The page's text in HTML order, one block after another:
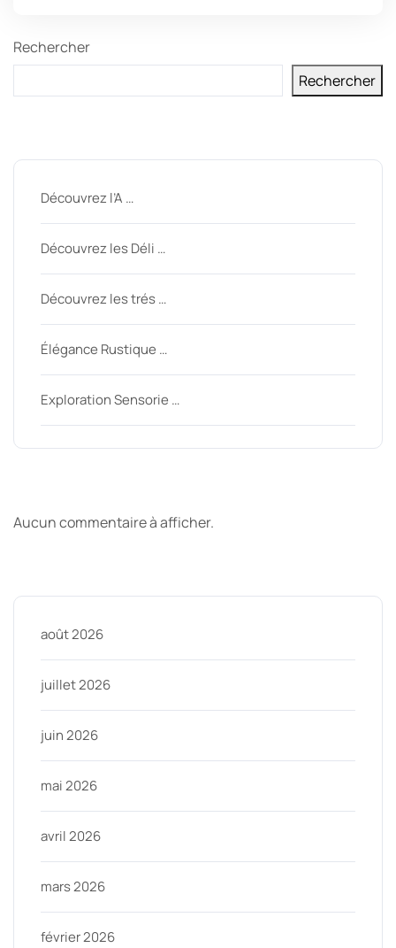
Rechercher
Rechercher
Découvrez l’A …
Découvrez les Déli …
Découvrez les trés …
Élégance Rustique …
Exploration Sensorie …
Aucun commentaire à afficher.
août 2026
juillet 2026
juin 2026
mai 2026
avril 2026
mars 2026
février 2026